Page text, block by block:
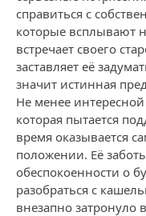
справиться с
которые всплывают
встречает своего
заставляет её
значит истинная
Не менее
которая пытается
время оказывается
положении. Её
обеспокоенности о
разобраться с
внезапно затронуло